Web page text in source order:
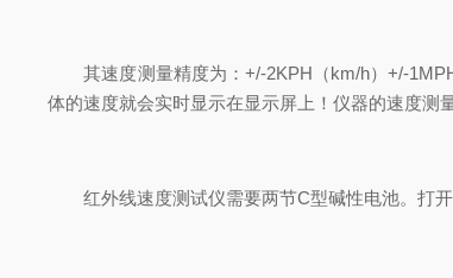
其速度测量精度为：+/-2KPH（km/h）+/-1MPH
体的速度就会实时显示在显示屏上！仪器的速度测
红外线速度测试仪需要两节C型碱性电池。打开